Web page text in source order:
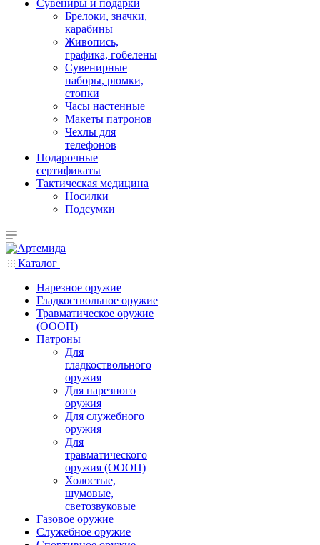
Сувениры и подарки
Брелоки, значки,
карабины
Живопись,
графика, гобелены
Сувенирные
наборы, рюмки,
стопки
Часы настенные
Макеты патронов
Чехлы для
телефонов
Подарочные
сертификаты
Тактическая медицина
Носилки
Подсумки
Каталог
Нарезное оружие
Гладкоствольное оружие
Травматическое оружие
(ОООП)
Патроны
Для
гладкоствольного
оружия
Для нарезного
оружия
Для служебного
оружия
Для
травматического
оружия (ОООП)
Холостые,
шумовые,
светозвуковые
Газовое оружие
Служебное оружие